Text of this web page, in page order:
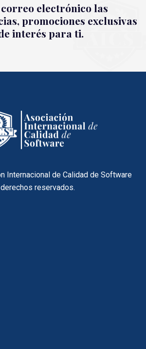
correo electrónico las
promociones exclusivas
interés para ti.
Internacional de Calidad de Software
reservados.